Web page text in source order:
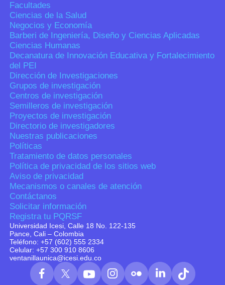
Universidad Icesi, Calle 18 No. 122-135
Pance, Cali – Colombia
Teléfono: +57 (602) 555 2334
Celular: +57 300 910 8606
ventanillaunica@icesi.edu.co
Facultades
Ciencias de la Salud
Negocios y Economía
Barberi de Ingeniería, Diseño y Ciencias Aplicadas
Ciencias Humanas
Decanatura de Innovación Educativa y Fortalecimiento
del PEI
Dirección de Investigaciones
Grupos de investigación
Centros de investigación
Semilleros de investigación
Proyectos de investigación
Directorio de investigadores
Nuestras publicaciones
Políticas
Tratamiento de datos personales
Política de privacidad de los sitios web
Aviso de privacidad
Mecanismos o canales de atención
Contáctanos
Solicitar información
Registra tu PQRSF